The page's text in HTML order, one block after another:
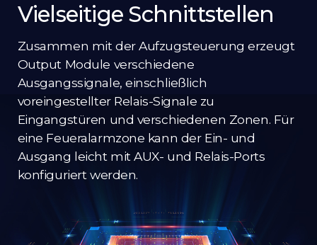
Vielseitige Schnittstellen
Zusammen mit der Aufzugsteuerung erzeugt
Output Module verschiedene
Ausgangssignale, einschließlich
voreingestellter Relais-Signale zu
Eingangstüren und verschiedenen Zonen. Für
eine Feueralarmzone kann der Ein- und
Ausgang leicht mit AUX- und Relais-Ports
konfiguriert werden.